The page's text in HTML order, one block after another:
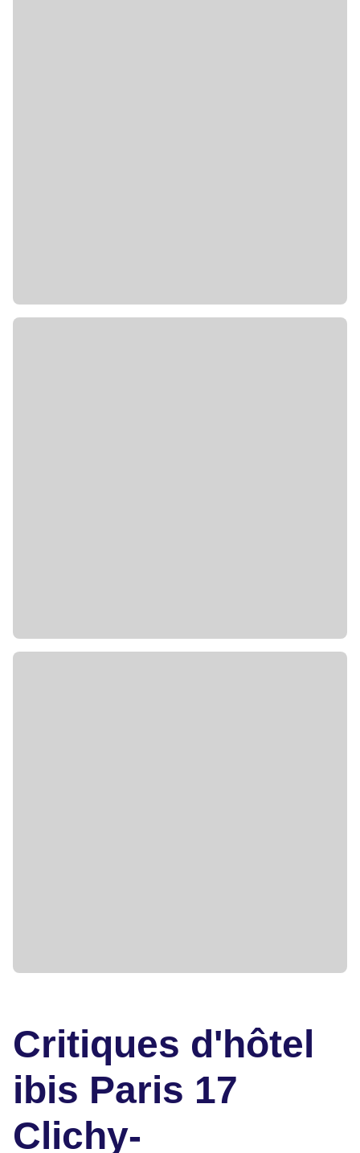
Critiques d'hôtel
ibis Paris 17
Clichy-